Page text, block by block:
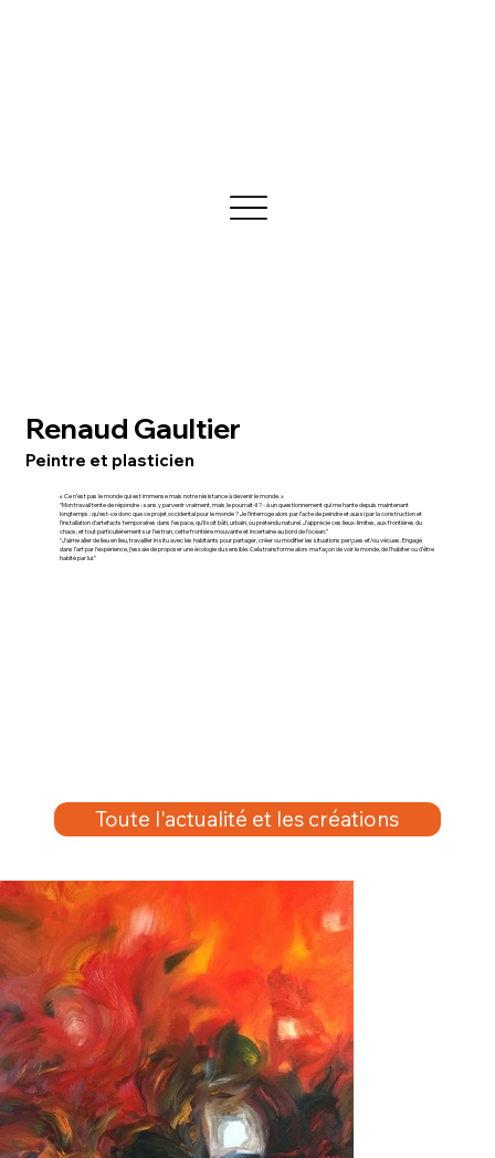
Renaud Gaultier
Peintre et plasticien
« Ce n’est pas le monde qui est immense mais notre résistance à devenir le monde. »
“Mon travail tente de répondre - sans y parvenir vraiment, mais le pourrait-il ? - à un questionnement qui me hante depuis maintenant
longtemps : qu’est-ce donc que ce projet occidental pour le monde ? Je l’interroge alors par l’acte de peindre et aussi par la construction et
l’installation d’artefacts temporaires dans l’espace, qu’il soit bâti, urbain, ou prétendu naturel. J’apprécie ces lieux-limites, aux frontières du
chaos, et tout particulièrement sur l’estran, cette frontière mouvante et incertaine au bord de l’océan.”
“J’aime aller de lieu en lieu, travailler in situ avec les habitants pour partager, créer ou modifier les situations perçues et/ou vécues. Engagé
dans l’art par l’expérience, j’essaie de proposer une écologie du sensible. Cela transforme alors ma façon de voir le monde, de l’habiter ou d’être
habité par lui.”
Toute l'actualité et les créations